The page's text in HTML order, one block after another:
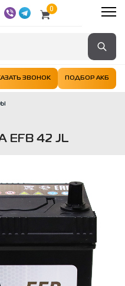
0
ЗВОНОК ПОДБОР АКБ
EFB 42 JL